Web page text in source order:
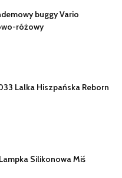
buggy Vario
różowy
Lalka Hiszpańska Reborn
Silikonowa Miś